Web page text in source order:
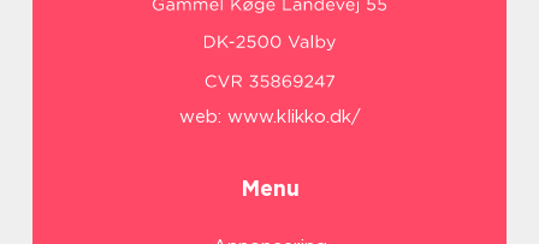
web: www.klikko.dk/
Menu